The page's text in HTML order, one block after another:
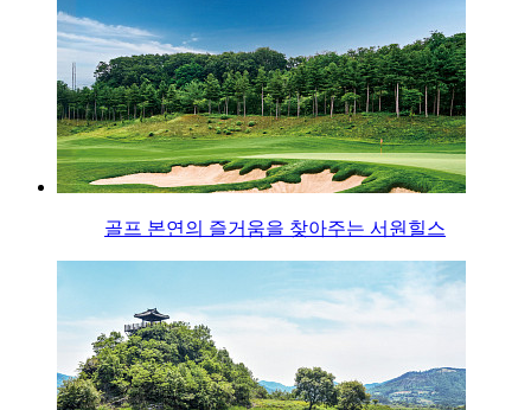
골프 본연의 즐거움을 찾아주는 서원힐스